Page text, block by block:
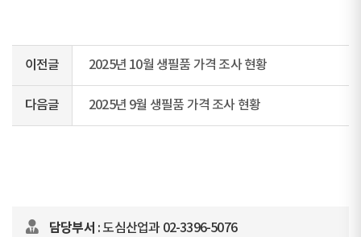
이전글 2025년 10월 생필품 가격 조사 현황
다음글 2025년 9월 생필품 가격 조사 현황
담당부서 : 도심산업과 02-3396-5076